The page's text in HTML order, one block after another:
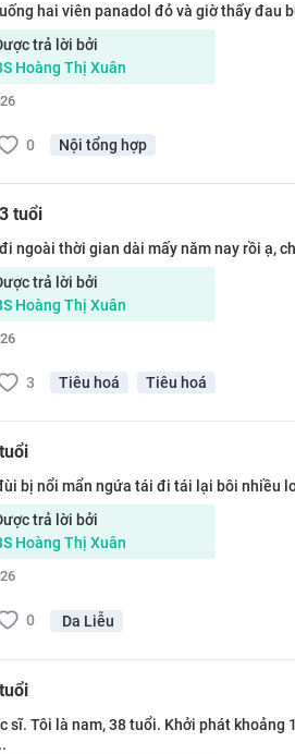
hai viên panadol đỏ và giờ thấy đau
trả lời bởi
Hoàng Thị Xuân
0 Nội tổng hợp
tuổi
ngoài thời gian dài mấy năm nay rồi ạ,
trả lời bởi
Hoàng Thị Xuân
3 Tiêu hoá Tiêu hoá
bị nổi mẩn ngứa tái đi tái lại bôi nhiều
trả lời bởi
Hoàng Thị Xuân
0 Da Liễu
sĩ. Tôi là nam, 38 tuổi. Khởi phát khoảng